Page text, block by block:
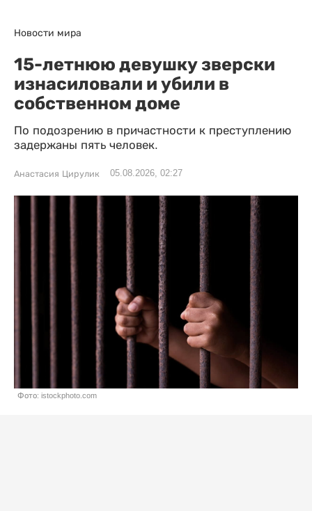
Новости мира
15-летнюю девушку зверски
изнасиловали и убили в
собственном доме
По подозрению в причастности к преступлению
задержаны пять человек.
Анастасия Цирулик 05.08.2026, 02:27
Фото: istockphoto.com